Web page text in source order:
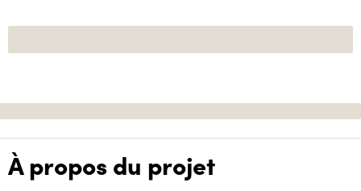
À propos du projet